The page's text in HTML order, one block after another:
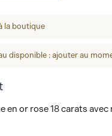
la boutique
disponible : ajouter au
en or rose 18 carats